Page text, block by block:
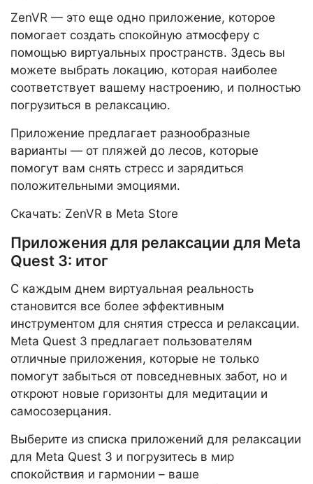
ZenVR — это еще одно приложение, которое
помогает создать спокойную атмосферу с
помощью виртуальных пространств. Здесь вы
можете выбрать локацию, которая наиболее
соответствует вашему настроению, и полностью
погрузиться в релаксацию.
Приложение предлагает разнообразные
варианты — от пляжей до лесов, которые
помогут вам снять стресс и зарядиться
положительными эмоциями.
Скачать: ZenVR в Meta Store
Приложения для релаксации для Meta
Quest 3: итог
С каждым днем виртуальная реальность
становится все более эффективным
инструментом для снятия стресса и релаксации.
Meta Quest 3 предлагает пользователям
отличные приложения, которые не только
помогут забыться от повседневных забот, но и
откроют новые горизонты для медитации и
самосозерцания.
Выберите из списка приложений для релаксации
для Meta Quest 3 и погрузитесь в мир
спокойствия и гармонии – ваше